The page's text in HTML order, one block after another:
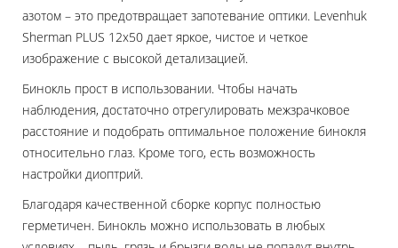
азотом – это предотвращает запотевание оптики. Levenhuk
Sherman PLUS 12x50 дает яркое, чистое и четкое
изображение с высокой детализацией.
Бинокль прост в использовании. Чтобы начать
наблюдения, достаточно отрегулировать межзрачковое
расстояние и подобрать оптимальное положение бинокля
относительно глаз. Кроме того, есть возможность
настройки диоптрий.
Благодаря качественной сборке корпус полностью
герметичен. Бинокль можно использовать в любых